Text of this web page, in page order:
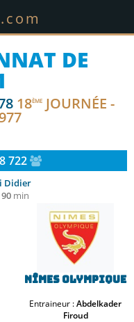
.com
DE
18ÈME JOURNÉE -
722
Didier
90min
Nîmes Olympique
Entraineur :Abdelkader
Firoud